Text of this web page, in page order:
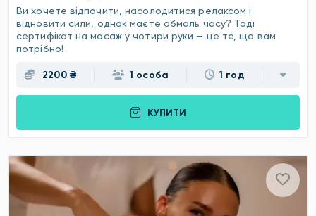
Ви хочете відпочити, насолодитися релаксом і
відновити сили, однак маєте обмаль часу? Тоді
сертифікат на масаж у чотири руки — це те, що вам
потрібно!
2200 ₴ 1 особа 1 год
КУПИТИ